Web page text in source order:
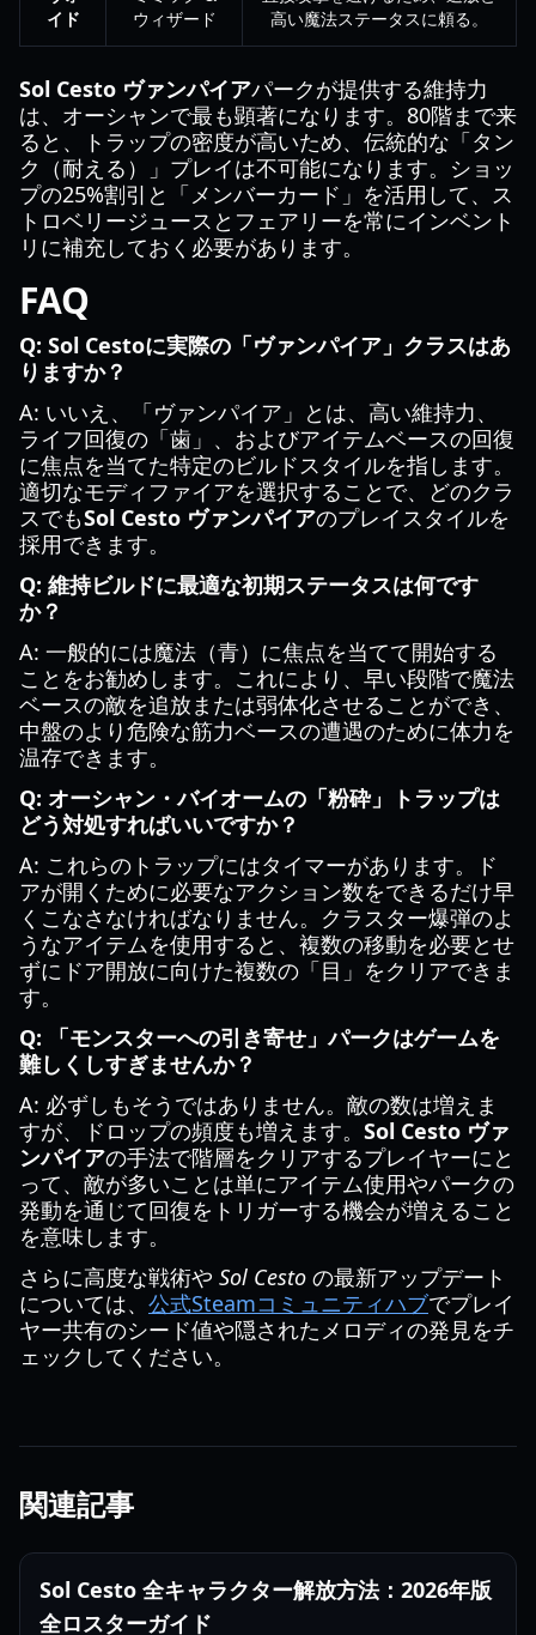
イド
ウィザード
高い魔法ステータスに頼る。
Sol Cesto ヴァンパイアパークが提供する維持力
は、オーシャンで最も顕著になります。80階まで来
ると、トラップの密度が高いため、伝統的な「タン
ク（耐える）」プレイは不可能になります。ショッ
プの25%割引と「メンバーカード」を活用して、ス
トロベリージュースとフェアリーを常にインベント
リに補充しておく必要があります。
FAQ
Q: Sol Cestoに実際の「ヴァンパイア」クラスはあ
りますか？
A: いいえ、「ヴァンパイア」とは、高い維持力、
ライフ回復の「歯」、およびアイテムベースの回復
に焦点を当てた特定のビルドスタイルを指します。
適切なモディファイアを選択することで、どのクラ
スでもSol Cesto ヴァンパイアのプレイスタイルを
採用できます。
Q: 維持ビルドに最適な初期ステータスは何です
か？
A: 一般的には魔法（青）に焦点を当てて開始する
ことをお勧めします。これにより、早い段階で魔法
ベースの敵を追放または弱体化させることができ、
中盤のより危険な筋力ベースの遭遇のために体力を
温存できます。
Q: オーシャン・バイオームの「粉砕」トラップは
どう対処すればいいですか？
A: これらのトラップにはタイマーがあります。ド
アが開くために必要なアクション数をできるだけ早
くこなさなければなりません。クラスター爆弾のよ
うなアイテムを使用すると、複数の移動を必要とせ
ずにドア開放に向けた複数の「目」をクリアできま
す。
Q: 「モンスターへの引き寄せ」パークはゲームを
難しくしすぎませんか？
A: 必ずしもそうではありません。敵の数は増えま
すが、ドロップの頻度も増えます。 Sol Cesto ヴァ
ンパイアの手法で階層をクリアするプレイヤーにと
って、敵が多いことは単にアイテム使用やパークの
発動を通じて回復をトリガーする機会が増えること
を意味します。
さらに高度な戦術や Sol Cesto の最新アップデート
については、 公式Steamコミュニティハブでプレイ
ヤー共有のシード値や隠されたメロディの発見をチ
ェックしてください。
関連記事
Sol Cesto 全キャラクター解放方法：2026年版
全ロスターガイド